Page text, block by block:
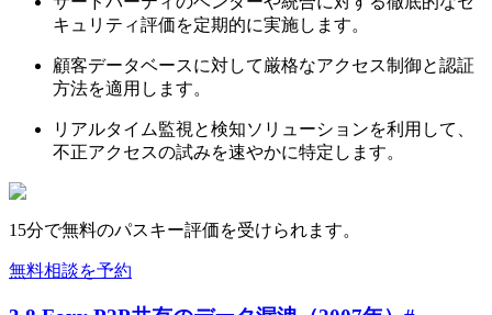
キュリティ評価を定期的に実施します。
顧客データベースに対して厳格なアクセス制御と認証
方法を適用します。
リアルタイム監視と検知ソリューションを利用して、
不正アクセスの試みを速やかに特定します。
15分で無料のパスキー評価を受けられます。
無料相談を予約